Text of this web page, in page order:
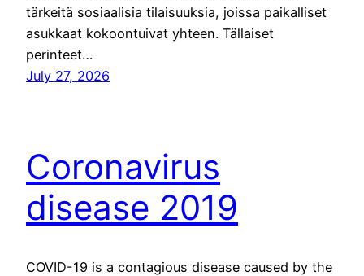
tärkeitä sosiaalisia tilaisuuksia, joissa paikalliset
asukkaat kokoontuivat yhteen. Tällaiset
perinteet…
July 27, 2026
Coronavirus
disease 2019
COVID-19 is a contagious disease caused by the